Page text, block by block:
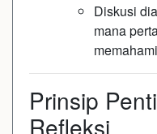
Diskusi
mana
Prinsip
Refleksi